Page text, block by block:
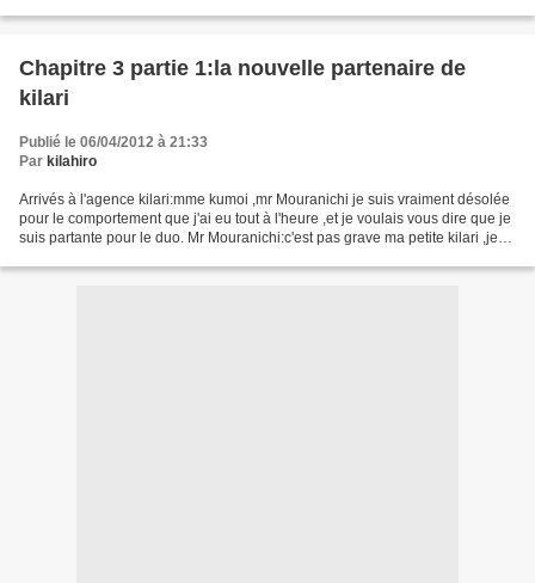
Chapitre 3 partie 1:la nouvelle partenaire de
kilari
Publié le 06/04/2012 à 21:33
Par kilahiro
Arrivés à l'agence kilari:mme kumoi ,mr Mouranichi je suis vraiment désolée
pour le comportement que j'ai eu tout à l'heure ,et je voulais vous dire que je
suis partante pour le duo. Mr Mouranichi:c'est pas grave ma petite kilari ,je